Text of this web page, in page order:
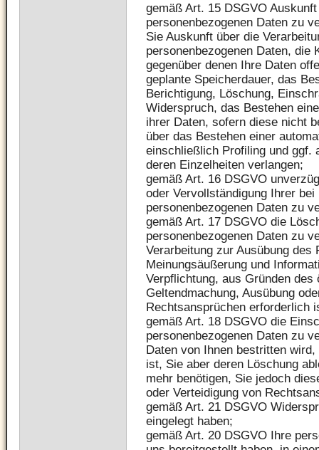
gemäß Art. 15 DSGVO
personenbezogenen Daten zu
Sie Auskunft über die
personenbezogenen Daten, die
gegenüber denen Ihre Daten
geplante Speicherdauer, das
Berichtigung, Löschung,
Widerspruch, das Bestehen
ihrer Daten, sofern diese nicht
über das Bestehen einer
einschließlich Profiling und ggf.
deren Einzelheiten verlangen;
gemäß Art. 16 DSGVO
oder Vervollständigung Ihrer
personenbezogenen Daten zu
gemäß Art. 17 DSGVO die
personenbezogenen Daten zu
Verarbeitung zur Ausübung des
Meinungsäußerung und
Verpflichtung, aus Gründen
Geltendmachung, Ausübung
Rechtsansprüchen erforderlich
gemäß Art. 18 DSGVO die
personenbezogenen Daten zu
Daten von Ihnen bestritten
ist, Sie aber deren Löschung
mehr benötigen, Sie jedoch
oder Verteidigung von
gemäß Art. 21 DSGVO
eingelegt haben;
gemäß Art. 20 DSGVO Ihre